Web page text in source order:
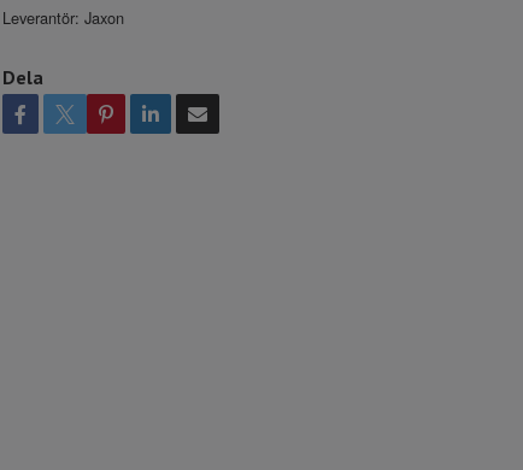
Leverantör: Jaxon
Dela